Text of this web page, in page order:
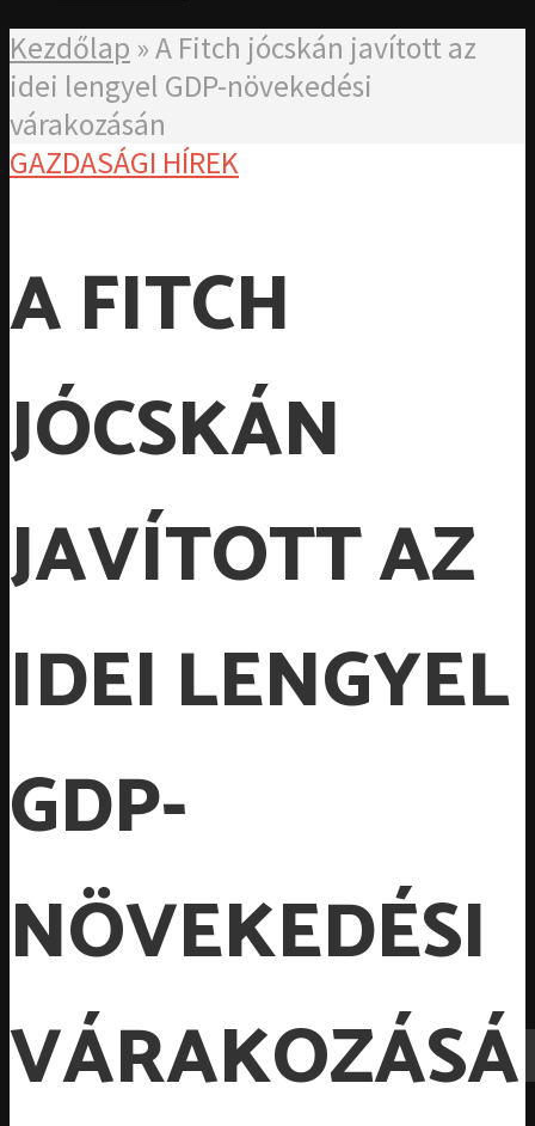
Kezdőlap »A Fitch jócskán javított az
idei lengyel GDP-növekedési
várakozásán
GAZDASÁGI HÍREK
A FITCH
JÓCSKÁN
JAVÍTOTT AZ
IDEI LENGYEL
GDP-
NÖVEKEDÉSI